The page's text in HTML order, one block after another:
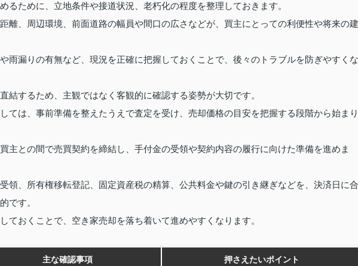
るために、立地条件や接道状況、老朽化の程度を整理しておきます。
離、周辺環境、前面道路の幅員や間口の広さなどが、買主にとっての利便性や将来の建
雨漏りの有無など、現況を正確に把握しておくことで、後々のトラブルを防ぎやすくな
結するため、主観ではなく客観的に確認する姿勢が大切です。
ては、事前準備を整えたうえで査定を受け、売却価格の目安を把握する段階から始まり
主との間で売買契約を締結し、手付金の受領や契約内容の履行に向けた準備を進めま
領、所有権移転登記、固定資産税の精算、公共料金や鍵の引き継ぎなどを、決済日に合
です。
ておくことで、空き家売却を落ち着いて進めやすくなります。
主な確認事項 押さえたいポイント